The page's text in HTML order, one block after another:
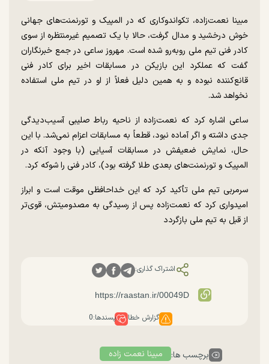
مبینا نعمت‌زاده، تکواندوکاری که در المپیک و تورنمنت‌های جهانی
خوش درخشید و مدال گرفت، حالا با یک تصمیم غیرمنتظره از سوی
کادر فنی تیم ملی رو‌به‌رو شده است. مهروز ساعی در جمع خبرنگاران
گفت که عملکرد این بازیکن در مسابقات اخیر برای کادر فنی
قانع‌کننده نبوده و به همین دلیل فعلاً از او در تیم ملی استفاده
نخواهد شد.
ساعی اشاره کرد که نعمت‌زاده از ناحیه رباط صلیبی آسیب‌دیدگی
جدی داشته و اگر آماده نبود، قطعاً به مسابقات اعزام نمی‌شد. با این
حال، نمایش ضعیفش در مسابقات آسیایی (با وجود آنکه در
المپیک و تورنمنت‌های بعدی طلا گرفته بود)، کادر فنی را شوکه کرد.
سرمربی تیم ملی تأکید کرد که این خداحافظی موقت است و ابراز
امیدواری کرد که نعمت‌زاده پس از رسیدگی به مصدومیتش، قوی‌تر
از قبل به تیم ملی بازگردد
اشتراک گذاری:
گزارش خطا پسندها:0
برچسب ها: مبینا نعمت زاده